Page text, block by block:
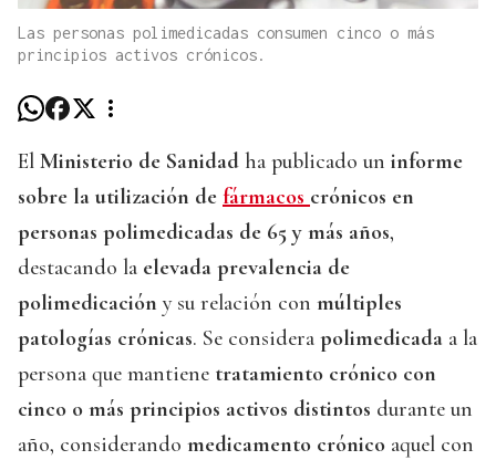
Las personas polimedicadas consumen cinco o más
principios activos crónicos.
El Ministerio de Sanidad ha publicado un informe
sobre la utilización de fármacos crónicos en
personas polimedicadas de 65 y más años,
destacando la elevada prevalencia de
polimedicación y su relación con múltiples
patologías crónicas. Se considera polimedicada a la
persona que mantiene tratamiento crónico con
cinco o más principios activos distintos durante un
año, considerando medicamento crónico aquel con